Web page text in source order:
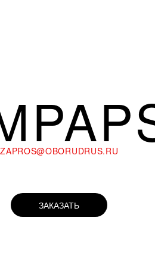
ZAPROS@OBORUDRUS.RU
ЗАКАЗАТЬ